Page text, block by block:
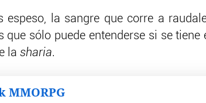
espeso, la sangre que corre a
sólo puede entenderse si se tiene
la sharia.
MMORPG